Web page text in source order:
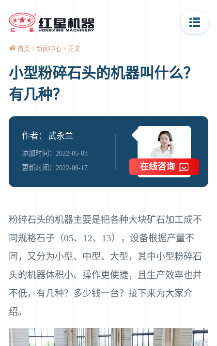
首页 新闻中心 正文
小型粉碎石头的机器叫什么？
有几种？
作者： 武永兰
添加时间：2022-05-03
更新时间：2022-06-17
在线咨询
粉碎石头的机器主要是把各种大块矿石加工成不
同规格石子（05、12、13），设备根据产量不
同，又分为小型、中型、大型，其中小型粉碎石
头的机器体积小、操作更便捷，且生产效率也并
不低，有几种？多少钱一台？接下来为大家介
绍。